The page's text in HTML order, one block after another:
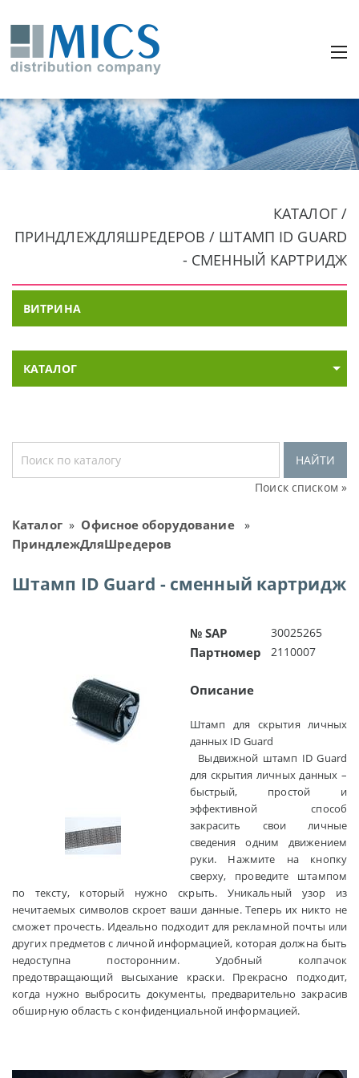
КАТАЛОГ /
ПРИНДЛЕЖДЛЯШРЕДЕРОВ / ШТАМП ID GUARD
- СМЕННЫЙ КАРТРИДЖ
ВИТРИНА
КАТАЛОГ
НАЙТИ
Поиск списком »
Каталог» Офисное оборудование»
ПриндлежДляШредеров
Штамп ID Guard - сменный картридж
№ SAP 30025265
Партномер 2110007
Описание
Штамп для скрытия личных
данных ID Guard
Выдвижной штамп ID Guard
для скрытия личных данных –
быстрый, простой и
эффективной способ
закрасить свои личные
сведения одним движением
руки. Нажмите на кнопку
сверху, проведите штампом
по тексту, который нужно скрыть. Уникальный узор из
нечитаемых символов скроет ваши данные. Теперь их никто не
сможет прочесть. Идеально подходит для рекламной почты или
других предметов с личной информацией, которая должна быть
недоступна посторонним. Удобный колпачок
предотвращающий высыхание краски. Прекрасно подходит,
когда нужно выбросить документы, предварительно закрасив
обширную область с конфиденциальной информацией.